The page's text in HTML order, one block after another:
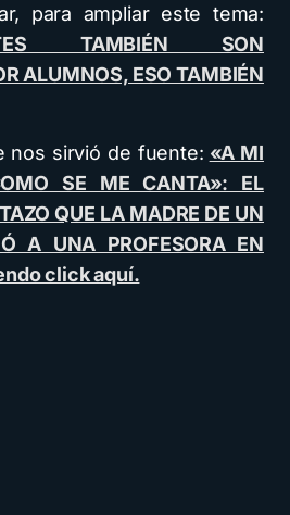
para ampliar este tema:
TAMBIÉN SON
ALUMNOS, ESO TAMBIÉN
nos sirvió de fuente: «A MI
SE ME CANTA»: EL
QUE LA MADRE DE UN
A UNA PROFESORA EN
click aquí.